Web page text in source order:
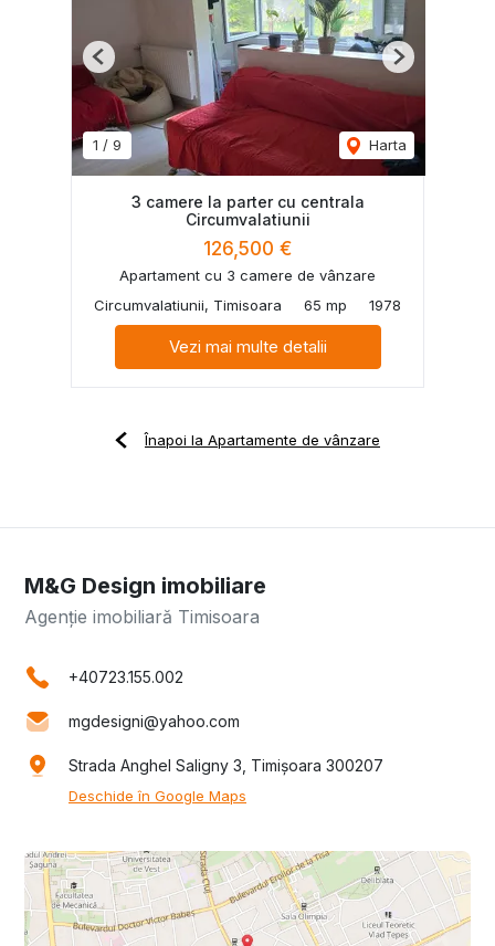
1 / 9 Harta
Previous Next
3 camere la parter cu centrala
Circumvalatiunii
126,500 €
Apartament cu 3 camere de vânzare
Circumvalatiunii, Timisoara
65 mp 1978
Vezi mai multe detalii
Înapoi la Apartamente de vânzare
M&G Design imobiliare
Agenție imobiliară Timisoara
+40723.155.002
mgdesigni@yahoo.com
Strada Anghel Saligny 3, Timișoara 300207
Deschide în Google Maps